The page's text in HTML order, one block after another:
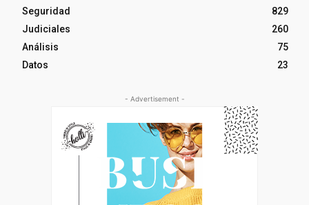
Seguridad
829
Judiciales
260
Análisis
75
Datos
23
- Advertisement -